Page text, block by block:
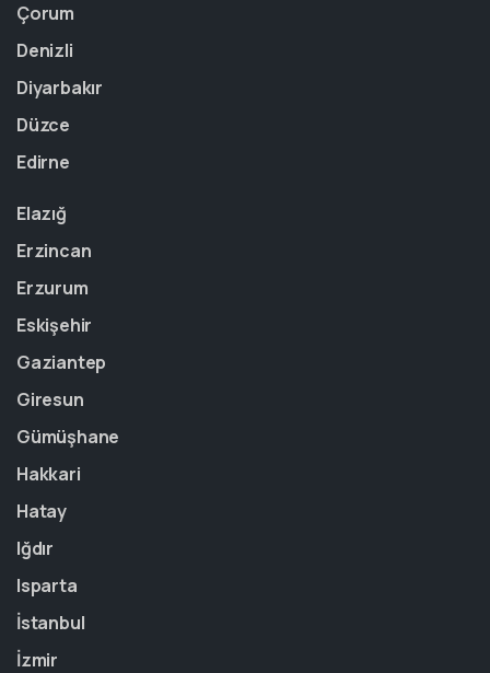
Çorum
Denizli
Diyarbakır
Düzce
Edirne
Elazığ
Erzincan
Erzurum
Eskişehir
Gaziantep
Giresun
Gümüşhane
Hakkari
Hatay
Iğdır
Isparta
İstanbul
İzmir